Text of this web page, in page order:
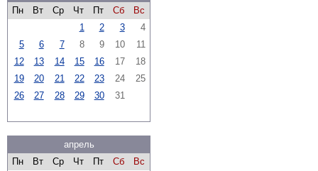
Пн
Вт Ср Чт Пт Сб
Вс
1
2 3
4
5
6 7 8 9 10
11
12
13 14 15 16 17
18
19
20 21 22 23 24
25
26
27 28 29 30 31
апрель
Пн
Вт Ср Чт Пт Сб
Вс